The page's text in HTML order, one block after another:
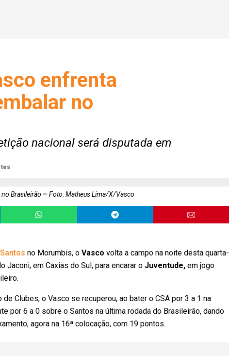
enfrenta
no
nacional será disputada em
Brasileirão Foto: Matheus Lima/X/Vasco
no Morumbis, o Vasco volta a campo na noite desta quarta-
Jaconi, em Caxias do Sul, para encarar o Juventude, em jogo
Clubes, o Vasco se recuperou, ao bater o CSA por 3 a 1 na
por 6 a 0 sobre o Santos na última rodada do Brasileirão, dando
agora na 16ª colocação, com 19 pontos.